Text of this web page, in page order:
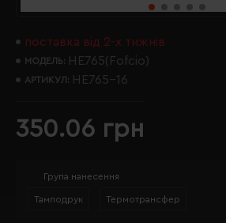
поставка від 2-х тижнів
МОДЕЛЬ: HE765(Fofcio)
АРТИКУЛ: HE765-16
350.06 грн
Група нанесення
Тамподрук Термотрансфер